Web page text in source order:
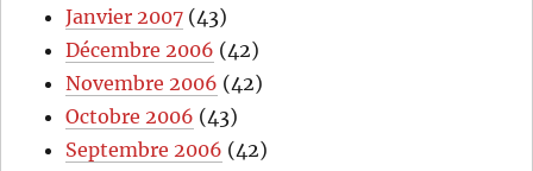
Janvier 2007 (43)
Décembre 2006 (42)
Novembre 2006 (42)
Octobre 2006 (43)
Septembre 2006 (42)